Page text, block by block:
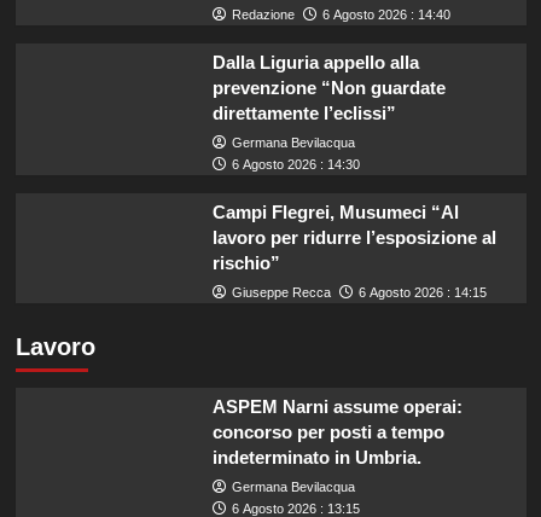
Redazione 6 Agosto 2026 : 14:40
Dalla Liguria appello alla
prevenzione “Non guardate
direttamente l’eclissi”
Germana Bevilacqua
6 Agosto 2026 : 14:30
Campi Flegrei, Musumeci “Al
lavoro per ridurre l’esposizione al
rischio”
Giuseppe Recca 6 Agosto 2026 : 14:15
Lavoro
ASPEM Narni assume operai:
concorso per posti a tempo
indeterminato in Umbria.
Germana Bevilacqua
6 Agosto 2026 : 13:15